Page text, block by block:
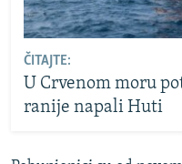
ČITAJTE:
U Crvenom moru
ranije napali Huti